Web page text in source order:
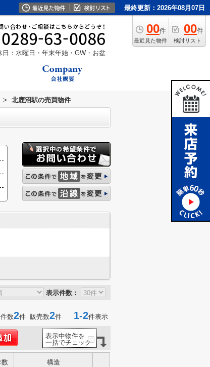
最終更新：2026年08月07日
00件
最近見た物件
00件
検討リスト
日：水曜日・年末年始・GW・お盆
> 北鹿沼駅の売買物件
表示件数：
数2件 販売数2件 1-2件表示
表示中物件を
一括でチェック
数
構造